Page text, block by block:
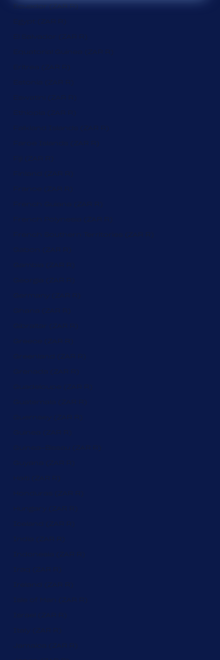
Ecuador (ZAR R)
Egypt (ZAR R)
El Salvador (ZAR R)
Equatorial Guinea (ZAR R)
Eritrea (ZAR R)
Estonia (ZAR R)
Eswatini (ZAR R)
Ethiopia (ZAR R)
Falkland Islands (ZAR R)
Faroe Islands (ZAR R)
Fiji (ZAR R)
Finland (ZAR R)
France (ZAR R)
French Guiana (ZAR R)
French Polynesia (ZAR R)
French Southern Territories (ZAR R)
Gabon (ZAR R)
Gambia (ZAR R)
Georgia (ZAR R)
Germany (ZAR R)
Ghana (ZAR R)
Gibraltar (ZAR R)
Greece (ZAR R)
Greenland (ZAR R)
Grenada (ZAR R)
Guadeloupe (ZAR R)
Guatemala (ZAR R)
Guernsey (ZAR R)
Guinea (ZAR R)
Guinea-Bissau (ZAR R)
Guyana (ZAR R)
Haiti (ZAR R)
Honduras (ZAR R)
Hungary (ZAR R)
Iceland (ZAR R)
India (ZAR R)
Indonesia (ZAR R)
Iraq (ZAR R)
Ireland (ZAR R)
Isle of Man (ZAR R)
Israel (ZAR R)
Italy (ZAR R)
Jamaica (ZAR R)